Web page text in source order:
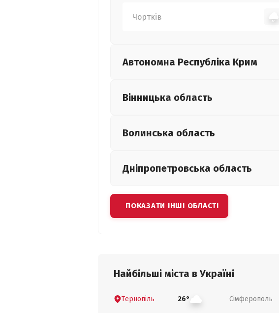
Чортків
Автономна Республіка Крим
Вінницька область
Волинська область
Дніпропетровська область
ПОКАЗАТИ ІНШІ ОБЛАСТІ
Найбільші міста в Україні
Тернопіль 26° Сімферополь